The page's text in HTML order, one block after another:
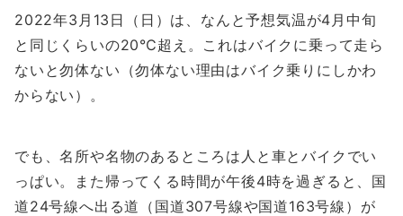
2022年3月13日（日）は、なんと予想気温が4月中旬
と同じくらいの20℃超え。これはバイクに乗って走ら
ないと勿体ない（勿体ない理由はバイク乗りにしかわ
からない）。
でも、名所や名物のあるところは人と車とバイクでい
っぱい。また帰ってくる時間が午後4時を過ぎると、国
道24号線へ出る道（国道307号線や国道163号線）が